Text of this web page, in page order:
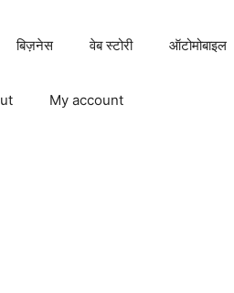
बिज़नेस वेब स्टोरी ऑटोमोबाइल
My account